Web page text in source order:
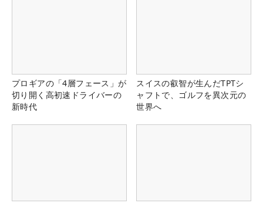
プロギアの「4層フェース」が
切り開く高初速ドライバーの
新時代
スイスの叡智が生んだTPTシ
ャフトで、ゴルフを異次元の
世界へ